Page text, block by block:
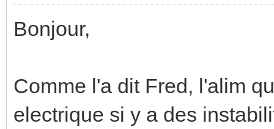
Bonjour,
Comme l'a dit Fred, l'alim
electrique si y a des